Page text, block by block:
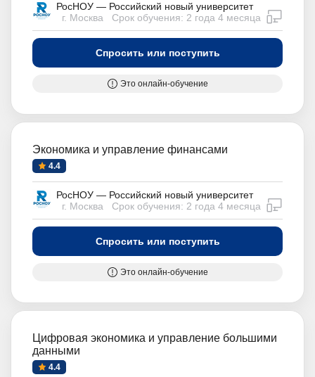
РосНОУ — Российский новый университет
г. Москва
Срок обучения: 2 года 4 месяца
Спросить или поступить
Это онлайн-обучение
Экономика и управление финансами
4.4
РосНОУ — Российский новый университет
г. Москва
Срок обучения: 2 года 4 месяца
Спросить или поступить
Это онлайн-обучение
Цифровая экономика и управление большими
данными
4.4